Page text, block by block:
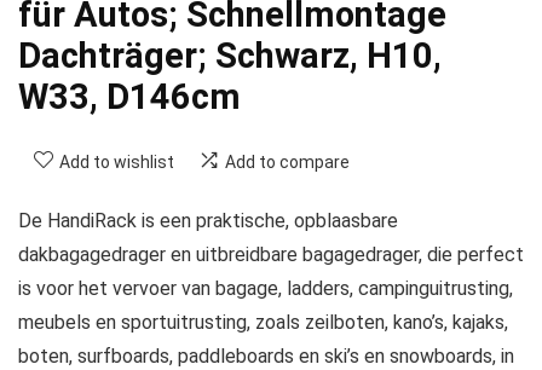
für Autos; Schnellmontage
Dachträger; Schwarz, H10,
W33, D146cm
Add to wishlist Add to compare
De HandiRack is een praktische, opblaasbare
dakbagagedrager en uitbreidbare bagagedrager, die perfect
is voor het vervoer van bagage, ladders, campinguitrusting,
meubels en sportuitrusting, zoals zeilboten, kano’s, kajaks,
boten, surfboards, paddleboards en ski’s en snowboards, in